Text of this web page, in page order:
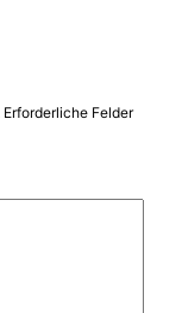
Erforderliche Felder